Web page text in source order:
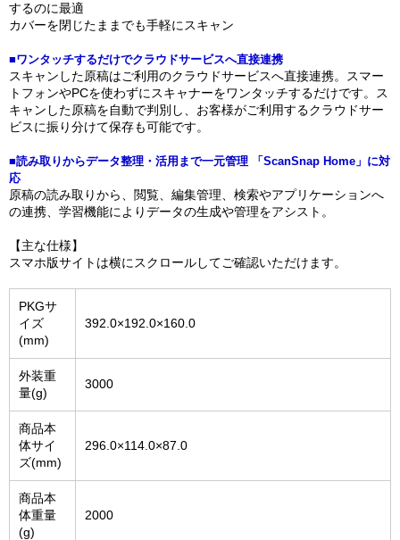
するのに最適
カバーを閉じたままでも手軽にスキャン
■ワンタッチするだけでクラウドサービスへ直接連携
スキャンした原稿はご利用のクラウドサービスへ直接連携。スマー
トフォンやPCを使わずにスキャナーをワンタッチするだけです。ス
キャンした原稿を自動で判別し、お客様がご利用するクラウドサー
ビスに振り分けて保存も可能です。
■読み取りからデータ整理・活用まで一元管理 「ScanSnap Home」に対
応
原稿の読み取りから、閲覧、編集管理、検索やアプリケーションへ
の連携、学習機能によりデータの生成や管理をアシスト。
【主な仕様】
スマホ版サイトは横にスクロールしてご確認いただけます。
PKGサ
イズ
(mm)
392.0×192.0×160.0
外装重
量(g)
3000
商品本
体サイ
ズ(mm)
296.0×114.0×87.0
商品本
体重量
(g)
2000